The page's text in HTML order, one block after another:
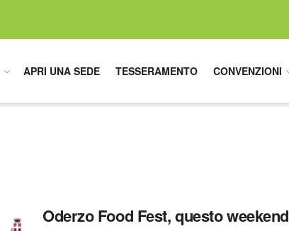
APRI UNA SEDE TESSERAMENTO CONVENZIONI
Oderzo Food Fest, questo weekend